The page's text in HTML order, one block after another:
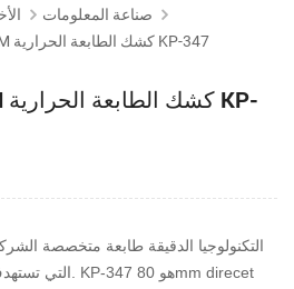
صناعة المعلومات
إطلاق جديدة: 80MM كشك الطابعة الحرارية KP-347